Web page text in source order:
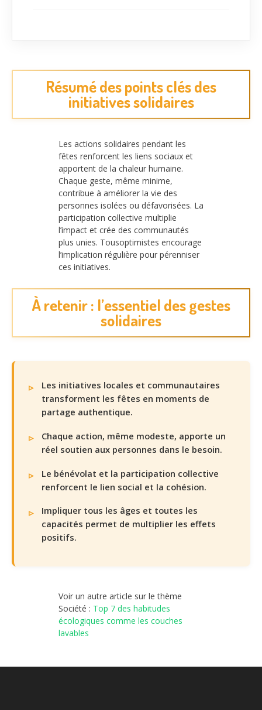
Résumé des points clés des
initiatives solidaires
Les actions solidaires pendant les
fêtes renforcent les liens sociaux et
apportent de la chaleur humaine.
Chaque geste, même minime,
contribue à améliorer la vie des
personnes isolées ou défavorisées. La
participation collective multiplie
l’impact et crée des communautés
plus unies. Tousoptimistes encourage
l’implication régulière pour pérenniser
ces initiatives.
À retenir : l’essentiel des gestes
solidaires
Les initiatives locales et communautaires
transforment les fêtes en moments de
partage authentique.
Chaque action, même modeste, apporte un
réel soutien aux personnes dans le besoin.
Le bénévolat et la participation collective
renforcent le lien social et la cohésion.
Impliquer tous les âges et toutes les
capacités permet de multiplier les effets
positifs.
Voir un autre article sur le thème
Société : Top 7 des habitudes
écologiques comme les couches
lavables